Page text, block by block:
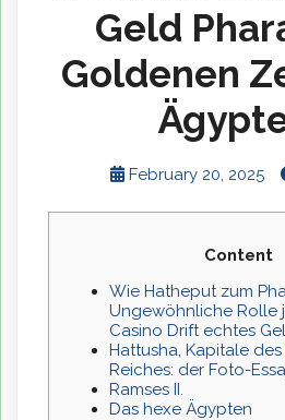
Geld
Goldenen
February 20, 2025
Content
Wie Hatheput zum
Ungewöhnliche Rolle
Casino Drift echtes
Hattusha, Kapitale
Reiches: der Foto-
Ramses II.
Das hexe Ägypten